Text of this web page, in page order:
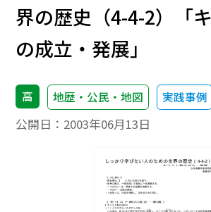
界の歴史（4-4-2）「
の成立・発展」
高 地歴・公民・地図 実践事例
公開日： 2003年06月13日